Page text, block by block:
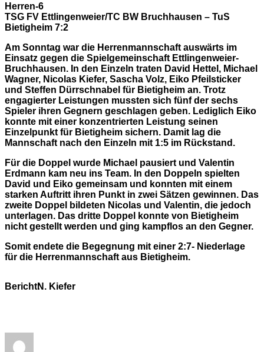
Herren-6
TSG FV Ettlingenweier/TC BW Bruchhausen – TuS
Bietigheim 7:2
Am Sonntag war die Herrenmannschaft auswärts im
Einsatz gegen die Spielgemeinschaft Ettlingenweier-
Bruchhausen. In den Einzeln traten David Hettel, Michael
Wagner, Nicolas Kiefer, Sascha Volz, Eiko Pfeilsticker
und Steffen Dürrschnabel für Bietigheim an. Trotz
engagierter Leistungen mussten sich fünf der sechs
Spieler ihren Gegnern geschlagen geben. Lediglich Eiko
konnte mit einer konzentrierten Leistung seinen
Einzelpunkt für Bietigheim sichern. Damit lag die
Mannschaft nach den Einzeln mit 1:5 im Rückstand.
Für die Doppel wurde Michael pausiert und Valentin
Erdmann kam neu ins Team. In den Doppeln spielten
David und Eiko gemeinsam und konnten mit einem
starken Auftritt ihren Punkt in zwei Sätzen gewinnen. Das
zweite Doppel bildeten Nicolas und Valentin, die jedoch
unterlagen. Das dritte Doppel konnte von Bietigheim
nicht gestellt werden und ging kampflos an den Gegner.
Somit endete die Begegnung mit einer 2:7- Niederlage
für die Herrenmannschaft aus Bietigheim.
Bericht:N. Kiefer